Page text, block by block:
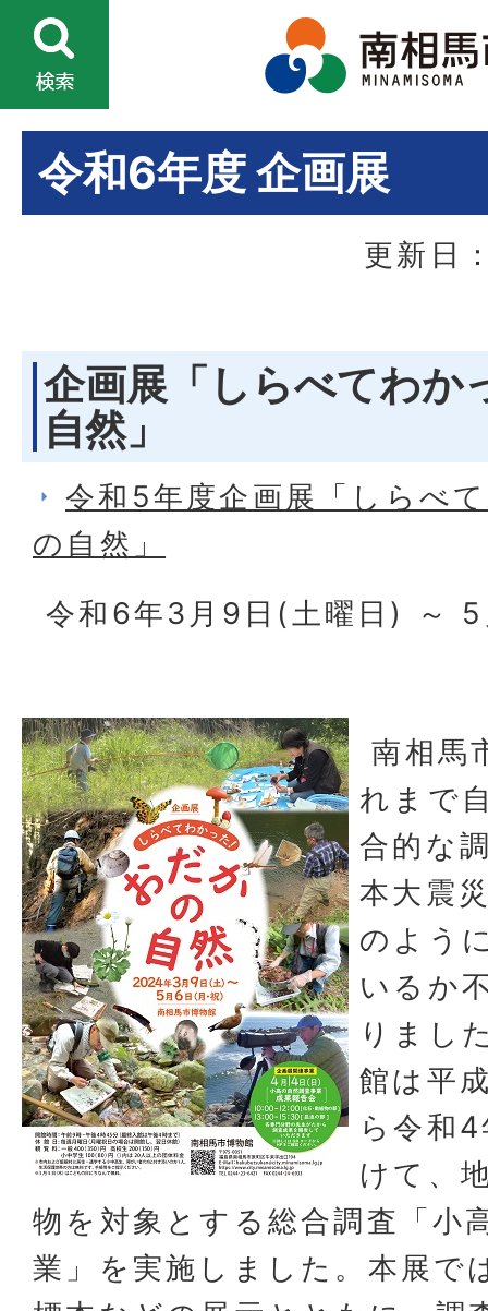
令和6年度 企画展
更新日
企画展「しらべてわか
自然」
令和5年度企画展「しらべ
の自然」
令和6年3月9日(土曜日) ～
南相馬
れまで
合的な
本大震
のよう
いるか
りまし
館は平
ら令和
けて、
物を対象とする総合調査「小
業」を実施しました。本展で